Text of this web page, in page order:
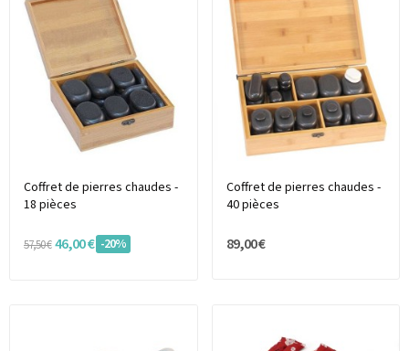
Coffret de pierres chaudes -
18 pièces
57,50 € 46,00 € -20%
Coffret de pierres chaudes -
40 pièces
89,00 €